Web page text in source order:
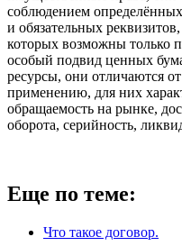
соблюдением
и обязательных
которых возможны только
особый подвид ценных
ресурсы, они отличаются
применению, для них
обращаемость на рынке,
оборота, серийность,
Еще по теме:
Что такое договор.